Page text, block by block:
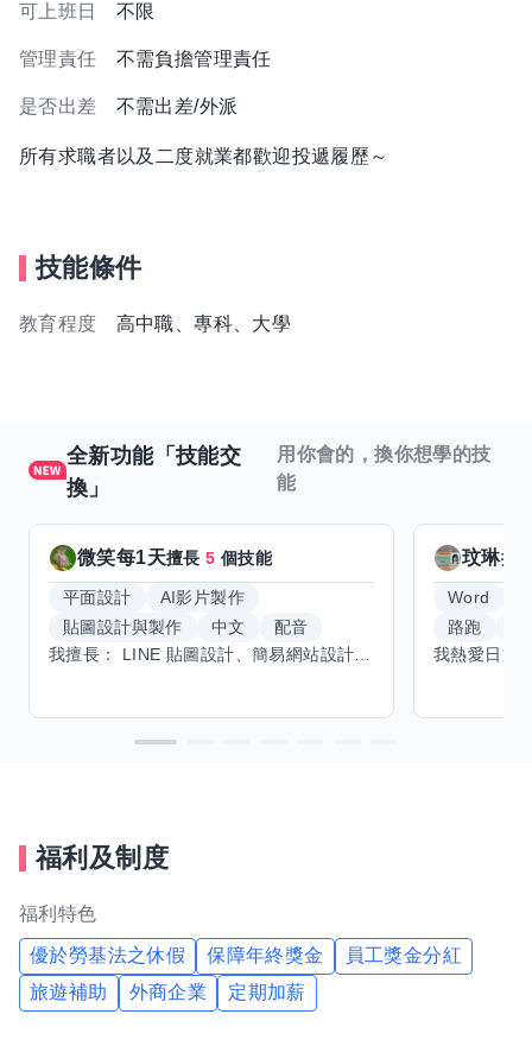
可上班日 不限
管理責任 不需負擔管理責任
是否出差 不需出差/外派
所有求職者以及二度就業都歡迎投遞履歷～
技能條件
教育程度 高中職、專科、大學
全新功能「技能交
換」
用你會的，換你想學的技
能
微笑每1天擅長5 個技能
平面設計
AI影片製作
貼圖設計與製作
中文
配音
玟琳擅
Word
路跑
福利及制度
福利特色
優於勞基法之休假 保障年終獎金
員工獎金分紅
旅遊補助
外商企業 定期加薪